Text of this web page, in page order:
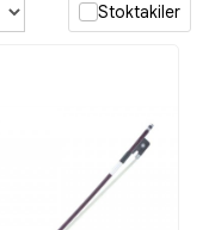
Stoktakiler